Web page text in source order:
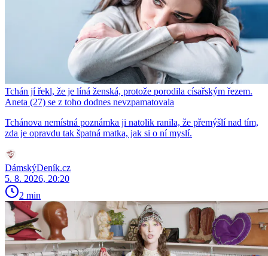
Tchán jí řekl, že je líná ženská, protože porodila císařským řezem.
Aneta (27) se z toho dodnes nevzpamatovala
Tchánova nemístná poznámka ji natolik ranila, že přemýšlí nad tím,
zda je opravdu tak špatná matka, jak si o ní myslí.
DámskýDeník.cz
5. 8. 2026, 20:20
2 min